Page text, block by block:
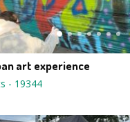
art experience
- 19344